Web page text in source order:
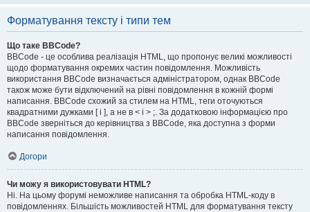
Форматування тексту і типи тем
Що таке BBCode?
BBCode - це особлива реалізація HTML, що пропонує великі можливості
щодо форматування окремих частин повідомлення. Можливість
використання BBCode визначається адміністратором, однак BBCode
також може бути відключений на рівні повідомлення в кожній формі
написання. BBCode схожий за стилем на HTML, теги оточуються
квадратними дужками [ і ], а не в < і > ;. За додатковою інформацією про
BBCode зверніться до керівництва з BBCode, яка доступна з форми
написання повідомлення.
Догори
Чи можу я використовувати HTML?
Ні. На цьому форумі неможливе написання та обробка HTML-коду в
повідомленнях. Більшість можливостей HTML для форматування тексту